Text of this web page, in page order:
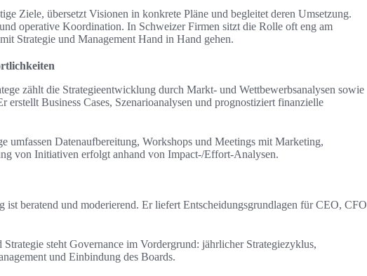
Ziele, übersetzt Visionen in konkrete Pläne und begleitet deren Umsetzung.
operative Koordination. In Schweizer Firmen sitzt die Rolle oft eng am
Strategie und Management Hand in Hand gehen.
zählt die Strategieentwicklung durch Markt- und Wettbewerbsanalysen sowie
Business Cases, Szenarioanalysen und prognostiziert finanzielle
umfassen Datenaufbereitung, Workshops und Meetings mit Marketing,
von Initiativen erfolgt anhand von Impact-/Effort-Analysen.
ist beratend und moderierend. Er liefert Entscheidungsgrundlagen für CEO, CFO
steht Governance im Vordergrund: jährlicher Strategiezyklus,
und Einbindung des Boards.